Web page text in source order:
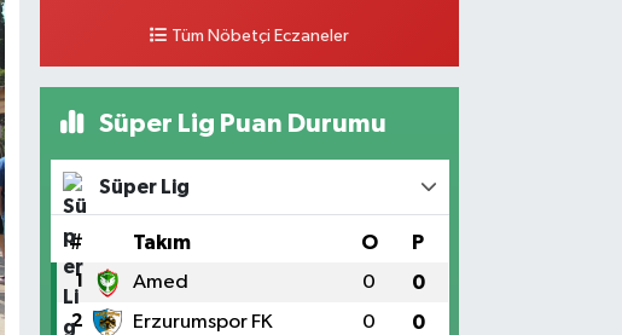
Tüm Nöbetçi Eczaneler
Süper Lig Puan Durumu
Süper Lig
# Takım O P
1 Amed 0 0
2 Erzurumspor FK 0 0